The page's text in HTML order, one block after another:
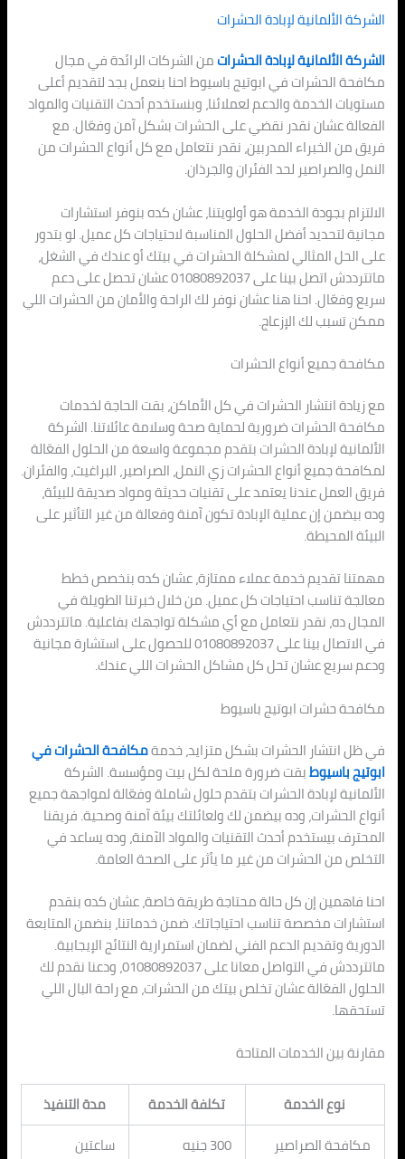
الشركة الألمانية لإبادة الحشرات
الشركة الألمانية لإبادة الحشراتمن الشركات الرائدة في مجال
مكافحة الحشرات في ابوتيج باسيوط احنا بنعمل بجد لتقديم أعلى
مستويات الخدمة والدعم لعملائنا، وبنستخدم أحدث التقنيات والمواد
الفعالة عشان نقدر نقضي على الحشرات بشكل آمن وفعّال. مع
فريق من الخبراء المدربين، نقدر نتعامل مع كل أنواع الحشرات من
النمل والصراصير لحد الفئران والجرذان.
الالتزام بجودة الخدمة هو أولويتنا، عشان كده بنوفر استشارات
مجانية لتحديد أفضل الحلول المناسبة لاحتياجات كل عميل. لو بتدور
على الحل المثالي لمشكلة الحشرات في بيتك أو عندك في الشغل،
ماتترددش اتصل بينا على 01080892037 عشان تحصل على دعم
سريع وفعّال. احنا هنا عشان نوفر لك الراحة والأمان من الحشرات اللي
ممكن تسبب لك الإزعاج.
مكافحة جميع أنواع الحشرات
مع زيادة انتشار الحشرات في كل الأماكن، بقت الحاجة لخدمات
مكافحة الحشرات ضرورية لحماية صحة وسلامة عائلاتنا. الشركة
الألمانية لإبادة الحشرات بتقدم مجموعة واسعة من الحلول الفعّالة
لمكافحة جميع أنواع الحشرات زي النمل، الصراصير، البراغيث، والفئران.
فريق العمل عندنا يعتمد على تقنيات حديثة ومواد صديقة للبيئة،
وده بيضمن إن عملية الإبادة تكون آمنة وفعالة من غير التأثير على
البيئة المحيطة.
مهمتنا تقديم خدمة عملاء ممتازة، عشان كده بنخصص خطط
معالجة تناسب احتياجات كل عميل. من خلال خبرتنا الطويلة في
المجال ده، نقدر نتعامل مع أي مشكلة تواجهك بفاعلية. ماتترددش
في الاتصال بينا على 01080892037 للحصول على استشارة مجانية
ودعم سريع عشان تحل كل مشاكل الحشرات اللي عندك.
مكافحة حشرات ابوتيج باسيوط
في ظل انتشار الحشرات بشكل متزايد، خدمةمكافحة الحشرات في
ابوتيج باسيوطبقت ضرورة ملحة لكل بيت ومؤسسة. الشركة
الألمانية لإبادة الحشرات بتقدم حلول شاملة وفعّالة لمواجهة جميع
أنواع الحشرات، وده بيضمن لك ولعائلتك بيئة آمنة وصحية. فريقنا
المحترف بيستخدم أحدث التقنيات والمواد الآمنة، وده يساعد في
التخلص من الحشرات من غير ما يأثر على الصحة العامة.
احنا فاهمين إن كل حالة محتاجة طريقة خاصة، عشان كده بنقدم
استشارات مخصصة تناسب احتياجاتك. ضمن خدماتنا، بنضمن المتابعة
الدورية وتقديم الدعم الفني لضمان استمرارية النتائج الإيجابية.
ماتترددش في التواصل معانا على 01080892037، ودعنا نقدم لك
الحلول الفعّالة عشان تخلص بيتك من الحشرات، مع راحة البال اللي
تستحقها.
مقارنة بين الخدمات المتاحة
نوع الخدمة تكلفة الخدمة
مدة التنفيذ
مكافحة الصراصير
300 جنيه
ساعتين